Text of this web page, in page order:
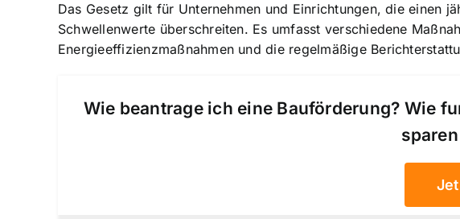
Das Gesetz gilt für Unternehmen und Einrichtungen, die einen
Schwellenwerte überschreiten. Es umfasst verschiedene
Energieeffizienzmaßnahmen und die regelmäßige
Wie beantrage ich eine Bauförderung? Wie